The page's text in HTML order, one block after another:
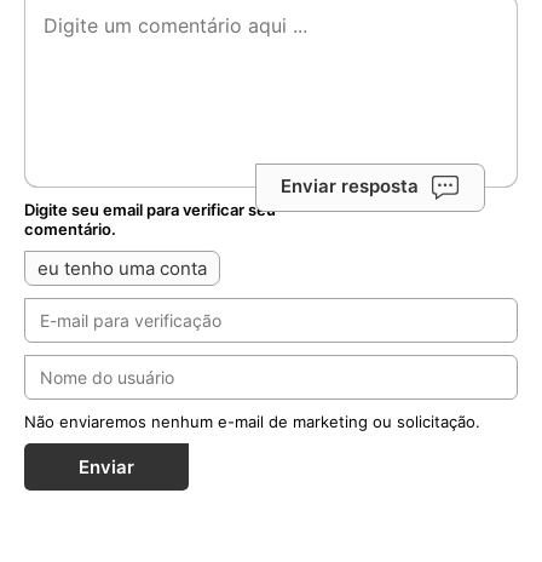
Enviar resposta
Digite seu email para verificar seu
comentário.
eu tenho uma conta
Não enviaremos nenhum e-mail de marketing ou solicitação.
Enviar